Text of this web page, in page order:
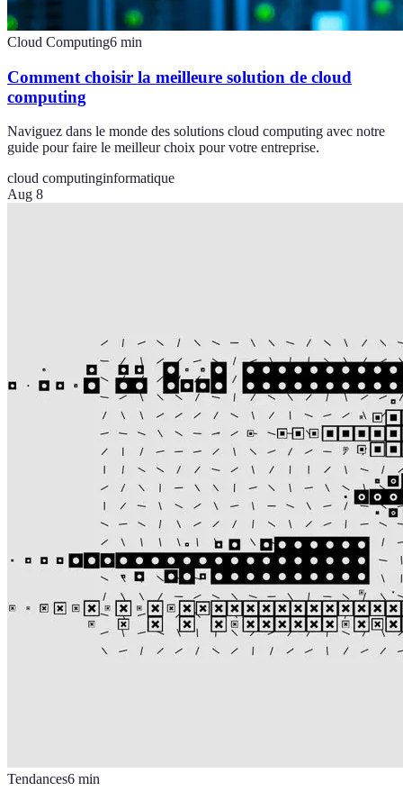
Cloud Computing6 min
Comment choisir la meilleure solution de cloud
computing
Naviguez dans le monde des solutions cloud computing avec notre
guide pour faire le meilleur choix pour votre entreprise.
cloud computinginformatique
Aug 8
Tendances6 min